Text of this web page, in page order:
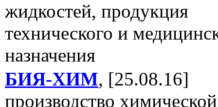
жидкостей, продукция
технического и
назначения
БИЯ-ХИМ, [25.08.16]
производство химической